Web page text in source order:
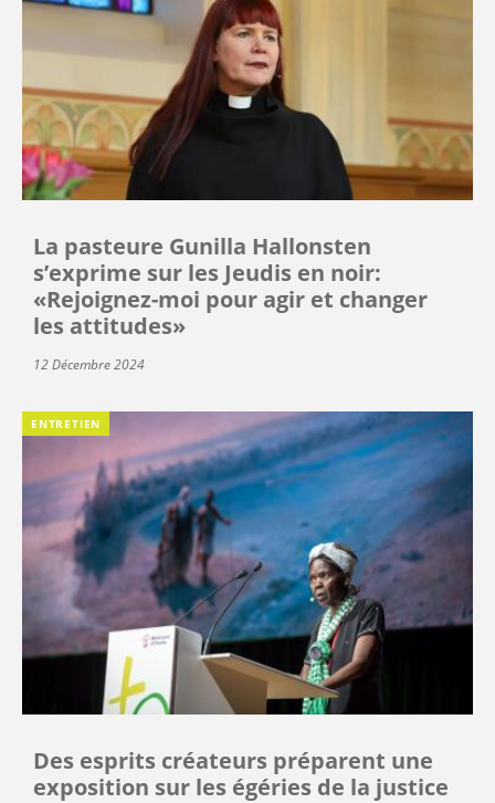
La pasteure Gunilla Hallonsten
s’exprime sur les Jeudis en noir:
«Rejoignez-moi pour agir et changer
les attitudes»
12 Décembre 2024
ENTRETIEN
Des esprits créateurs préparent une
exposition sur les égéries de la justice